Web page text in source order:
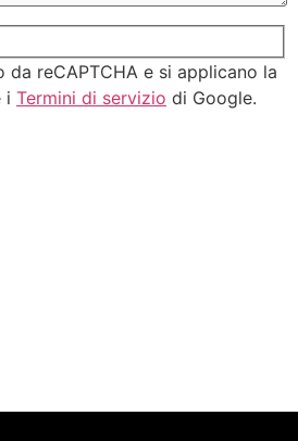
reCAPTCHA e si applicano la
i Termini di servizio di Google.